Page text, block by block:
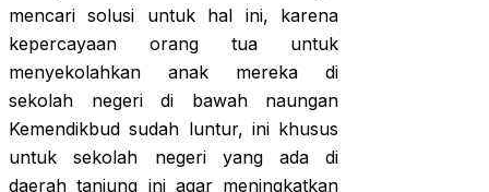
mencari solusi untuk hal ini, karena
kepercayaan orang tua untuk
menyekolahkan anak mereka di
sekolah negeri di bawah naungan
Kemendikbud sudah luntur, ini khusus
untuk sekolah negeri yang ada di
daerah tanjung ini agar meningkatkan